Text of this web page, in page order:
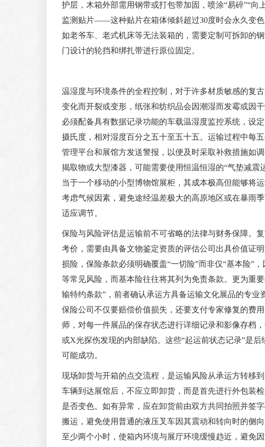
护层，木箱外部需用钢带或打包带加固，喷涂“易碎”“向
监测贴片——这种贴片在箱体倾斜超过30度时会永久变
如老爷车、老式机床等无法装箱的，需要定制可拆卸的
门设计的轮挡和绑扎带进行原位固定。
温湿度与环境条件的全程控制，对于许多材质敏感的复
变化而开裂或变形，纸张和纺织品会因潮湿而发霉或因
必须配备具有数据记录功能的车载温湿度监控系统，
摄氏度，相对湿度百分之五十至五十五。运输过程中每
管理平台和展馆方发送警报，以便及时采取补救措施如
揭取物或大型漆器，可能需要使用恒温恒湿的“气垫减
当于一个移动的小型博物馆展柜，其成本极高但能够将
考虑气候因素，避免途经温差极大的高原地区或在暴雨
适应调节。
保险与风险评估是运输前不可省略的法律与财务保障。
考价，需要由具备文物鉴定资质的评估公司出具价值证
损险，保险条款必须明确覆盖“一切险”而非仅“基本险”
等常见风险，而基本险往往将其列为免责条款。更为重
输特约条款”，前者确认承运方具备运输文化展品的专
保险公司不仅要赔偿价值损失，还要支付专家修复的费
师，对每一件展品的保存状态进行详细记录和影像存档
或X光探伤发现的内部缺陷。这些“起运前状态记录”是
可能成功。
现场卸货与开箱的点交流程，是运输风险从承运方转移
车辆到达展馆后，不应立即卸货，而是首先进行外包装
是否变色。如有异常，应在卸货前由双方共同拍照并签
搬运，避免使用普通的液压叉车因其震动和转向时的侧
至少两个小时，使箱内环境与展厅环境缓慢趋近，避免